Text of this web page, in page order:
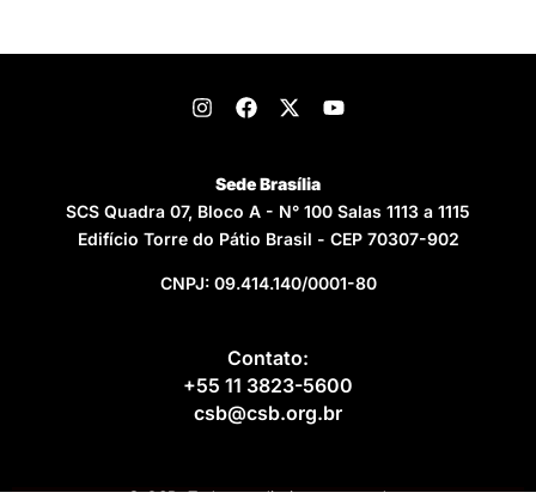
Sede Brasília
SCS Quadra 07, Bloco A - N° 100 Salas 1113 a 1115
Edifício Torre do Pátio Brasil - CEP 70307-902
CNPJ: 09.414.140/0001-80
Contato:
+55 11 3823-5600
csb@csb.org.br